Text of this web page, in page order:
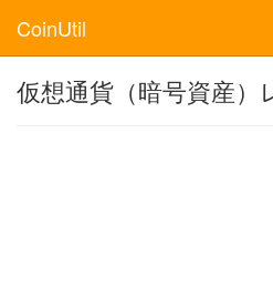
CoinUtil
仮想通貨（暗号資産）